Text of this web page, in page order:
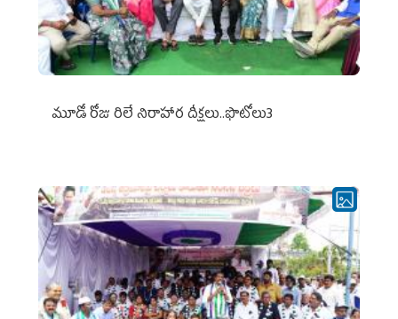
మూడో రోజు రిలే నిరాహార దీక్షలు..ఫొటోలు3